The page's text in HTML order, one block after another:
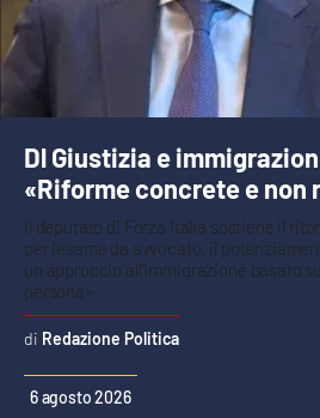
Dl Giustizia e
«Riforme concrete e non
Il deputato di Forza Italia sostiene il
per l'esame da avvocato, il
un approccio all'immigrazione basato
persona»
Redazione Politica
6 agosto 2026